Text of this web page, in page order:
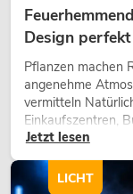
Design
Pflanzen machen
angenehme
vermitteln
Einkaufszentren,
eine hochwertige
Jetzt lesen
LICHT